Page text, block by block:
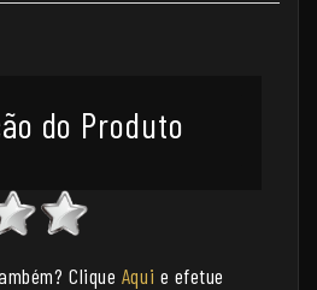
do Produto
Clique Aqui e efetue